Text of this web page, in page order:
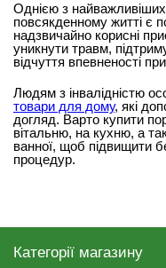
Однією з
повсякденному житті є
надзвичайно корисні
уникнути травм,
відчуття впевненості
Людям з інвалідністю
товари для дому, які
догляд. Варто купити
вітальню, на кухню, а
ванної, щоб підвищити
процедур.
вставання. Вони
ванна кімната, туалет,
Категорії магазину